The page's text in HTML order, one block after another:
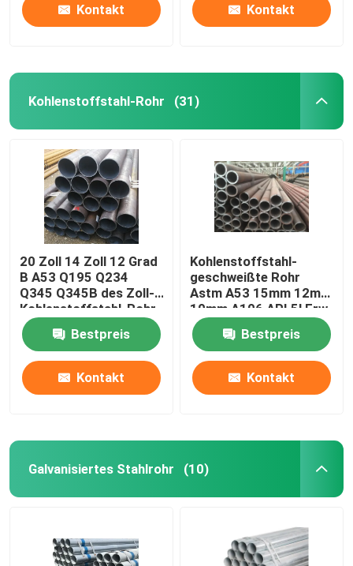
Kontakt Kontakt
Kohlenstoffstahl-Rohr (31)
20 Zoll 14 Zoll 12 Grad
B A53 Q195 Q234
Q345 Q345B des Zoll-
Kohlenstoffstahl-Rohr-
API 5l
Bestpreis
Kontakt
Kohlenstoffstahl-
geschweißte Rohr
Astm A53 15mm 12mm
10mm A106 API 5l Erw
Flussstahl-Rohr-
LieferantenBestpreis
Kontakt
Galvanisiertes Stahlrohr (10)